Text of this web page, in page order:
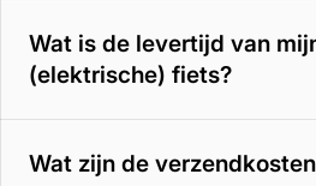
Wat is de levertijd van
(elektrische) fiets?
Wat zijn de